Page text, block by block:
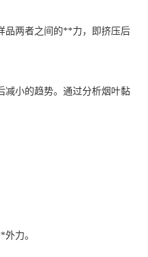
品两者之间的**力，即挤压后
减小的趋势。通过分析烟叶黏
力。